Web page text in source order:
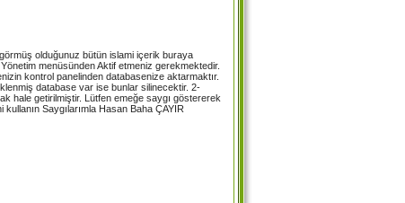
olduğunuz bütün islami içerik buraya
menüsünden Aktif etmeniz gerekmektedir.
kontrol panelinden databasenize aktarmaktır.
database var ise bunlar silinecektir. 2-
hale getirilmiştir. Lütfen emeğe saygı göstererek
Saygılarımla Hasan Baha ÇAYIR